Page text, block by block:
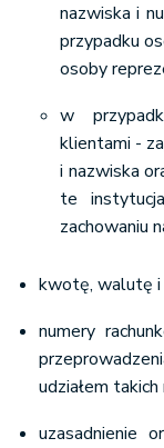
nazwiska i
przypadku
osoby
w
klientami -
i nazwiska
te
zachowaniu
kwotę, walutę i
numery
udziałem
uzasadnienie